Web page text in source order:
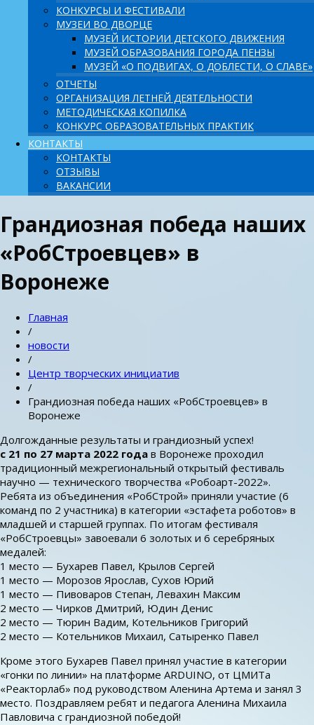
КОНКУРСЫ И ФЕСТИВАЛИ
МУЗЕИ ВО ДВОРЦЕ
МУЗЕЙ ИСТОРИИ ДЕТСКОГО ДВИЖЕНИЯ
МУЗЕЙ ОБРАЗОВАНИЯ ГОРОДА ПЕНЗЫ
МУЗЕЙ «О ПОДВИГАХ, О ДОБЛЕСТИ, О СЛАВЕ»
ОТЧЕТЫ
ОРГАНИЗАЦИЯ ЛЕТНЕЙ ДЕЯТЕЛЬНОСТИ
МЕТОДИЧЕСКАЯ КОПИЛКА
КОНКУРС ОБРАЗОВАТЕЛЬНЫХ ПРАКТИК
КОНТАКТЫ
КОНТАКТЫ
ОТЗЫВЫ
ВАКАНСИИ
Грандиозная победа наших
«РобСтроевцев» в
Воронеже
Главная
/
новости
/
Центр творческих инициатив
/
Грандиозная победа наших «РобСтроевцев» в
Воронеже
Долгожданные результаты и грандиозный успех!
с 21 по 27 марта 2022 года в Воронеже проходил
традиционный межрегиональный открытый фестиваль
научно — технического творчества «Робоарт-2022».
Ребята из объединения «РобСтрой» приняли участие (6
команд по 2 участника) в категории «эстафета роботов» в
младшей и старшей группах. По итогам фестиваля
«РобСтроевцы» завоевали 6 золотых и 6 серебряных
медалей:
1 место — Бухарев Павел, Крылов Сергей
1 место — Морозов Ярослав, Сухов Юрий
1 место — Пивоваров Степан, Левахин Максим
2 место — Чирков Дмитрий, Юдин Денис
2 место — Тюрин Вадим, Котельников Григорий
2 место — Котельников Михаил, Сатыренко Павел
Кроме этого Бухарев Павел принял участие в категории
«гонки по линии» на платформе ARDUINO, от ЦМИТа
«Реакторлаб» под руководством Аленина Артема и занял 3
место. Поздравляем ребят и педагога Аленина Михаила
Павловича с грандиозной победой!